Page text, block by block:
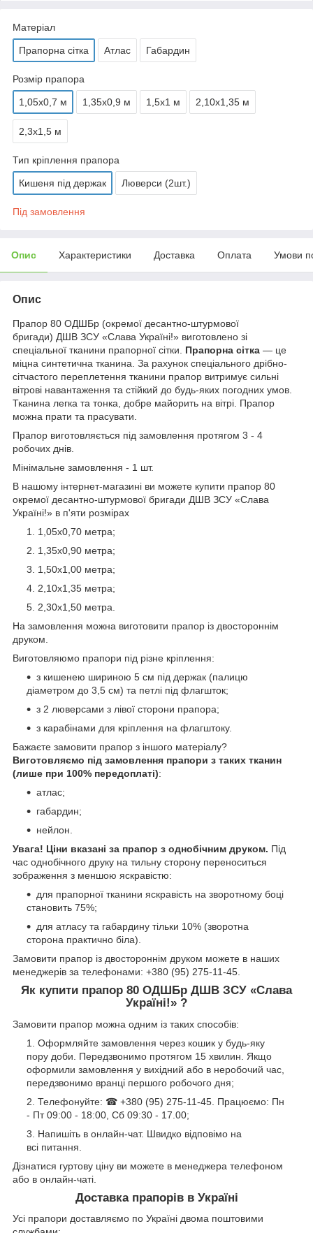
Матеріал
Прапорна сітка Атлас Габардин
Розмір прапора
1,05х0,7 м 1,35х0,9 м 1,5х1 м 2,10х1,35 м
2,3х1,5 м
Тип кріплення прапора
Кишеня під держак Люверси (2шт.)
Під замовлення
Опис Характеристики Доставка Оплата Умови
Опис
Прапор 80 ОДШБр (окремої десантно-штурмової
бригади) ДШВ ЗСУ «Слава Україні!» виготовлено зі
спеціальної тканини прапорної сітки. Прапорна сітка — це
міцна синтетична тканина. За рахунок спеціального дрібно-
сітчастого переплетення тканини прапор витримує сильні
вітрові навантаження та стійкий до будь-яких погодних умов.
Тканина легка та тонка, добре майорить на вітрі. Прапор
можна прати та прасувати.
Прапор виготовляється під замовлення протягом 3 - 4
робочих днів.
Мінімальне замовлення - 1 шт.
В нашому інтернет-магазині ви можете купити прапор 80
окремої десантно-штурмової бригади ДШВ ЗСУ «Слава
Україні!» в п'яти розмірах
1,05х0,70 метра;
1,35х0,90 метра;
1,50х1,00 метра;
2,10х1,35 метра;
2,30х1,50 метра.
На замовлення можна виготовити прапор із двостороннім
друком.
Виготовляюмо прапори під різне кріплення:
з кишенею шириною 5 см під держак (палицю
діаметром до 3,5 см) та петлі під флагшток;
з 2 люверсами з лівої сторони прапора;
з карабінами для кріплення на флагштоку.
Бажаєте замовити прапор з іншого матеріалу?
Виготовляємо під замовлення прапори з таких тканин
(лише при 100% передоплаті):
атлас;
габардин;
нейлон.
Увага! Ціни вказані за прапор з однобічним друком. Під
час однобічного друку на тильну сторону переноситься
зображення з меншою яскравістю:
для прапорної тканини яскравість на зворотному боці
становить 75%;
для атласу та габардину тільки 10% (зворотна
сторона практично біла).
Замовити прапор із двостороннім друком можете в наших
менеджерів за телефонами: +380 (95) 275-11-45.
Як купити прапор 80 ОДШБр ДШВ ЗСУ «Слава
Україні!» ?
Замовити прапор можна одним із таких способів:
Оформляйте замовлення через кошик у будь-яку
пору доби. Передзвонимо протягом 15 хвилин. Якщо
оформили замовлення у вихідний або в неробочий час,
передзвонимо вранці першого робочого дня;
Телефонуйте: ☎ +380 (95) 275-11-45. Працюємо: Пн
- Пт 09:00 - 18:00, Сб 09:30 - 17.00;
Напишіть в онлайн-чат. Швидко відповімо на
всі питання.
Дізнатися гуртову ціну ви можете в менеджера телефоном
або в онлайн-чаті.
Доставка прапорів в Україні
Усі прапори доставляємо по Україні двома поштовими